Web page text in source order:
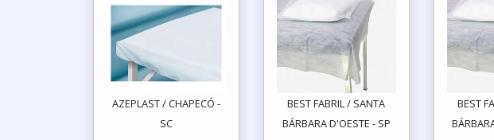
AZEPLAST / CHAPECÓ -
SC
BEST FABRIL / SANTA
BÁRBARA D'OESTE - SP
BEST